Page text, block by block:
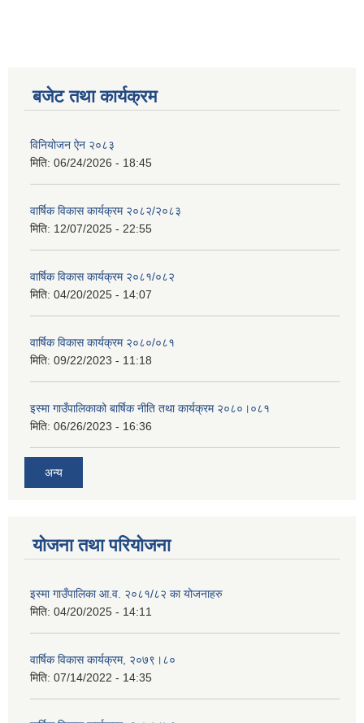
बजेट तथा कार्यक्रम
विनियोजन ऐन २०८३
मिति: 06/24/2026 - 18:45
वार्षिक विकास कार्यक्रम २०८२/२०८३
मिति: 12/07/2025 - 22:55
वार्षिक विकास कार्यक्रम २०८१/०८२
मिति: 04/20/2025 - 14:07
वार्षिक विकास कार्यक्रम २०८०/०८१
मिति: 09/22/2023 - 11:18
इस्मा गाउँपालिकाको बार्षिक नीति तथा कार्यक्रम २०८०।०८१
मिति: 06/26/2023 - 16:36
अन्य
योजना तथा परियोजना
इस्मा गाउँपालिका आ.व. २०८१/८२ का योजनाहरु
मिति: 04/20/2025 - 14:11
वार्षिक विकास कार्यक्रम, २०७९।८०
मिति: 07/14/2022 - 14:35